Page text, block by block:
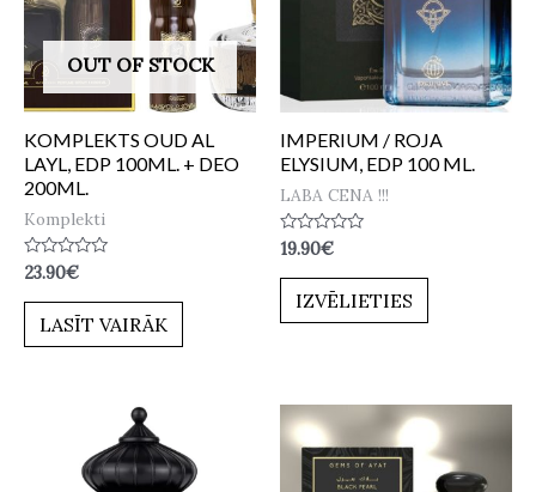
OUT OF STOCK
KOMPLEKTS OUD AL
LAYL, EDP 100ML. + DEO
200ML.
Komplekti
Novērtēts
ar
0
23.90€
LASĪT VAIRĀK
IMPERIUM / ROJA
ELYSIUM, EDP 100 ML.
LABA CENA !!!
Novērtēts
ar
0
19.90€
IZVĒLIETIES